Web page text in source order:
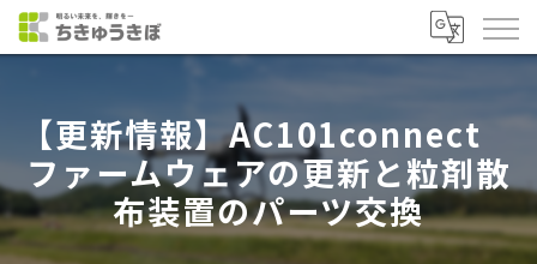
【更新情報】AC101connect
ファームウェアの更新と粒剤散
布装置のパーツ交換